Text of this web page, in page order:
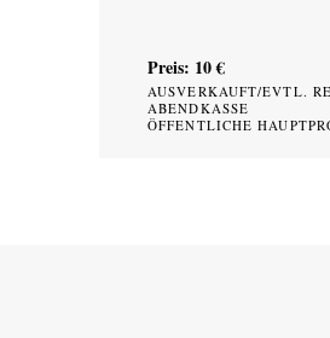
Preis: 10 €
AUSVERKAUFT/EVTL.
ABENDKASSE
ÖFFENTLICHE